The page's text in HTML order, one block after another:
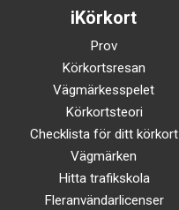
iKörkort
Prov
Körkortsresan
Vägmärkesspelet
Körkortsteori
Checklista för ditt körkort
Vägmärken
Hitta trafikskola
Fleranvändarlicenser